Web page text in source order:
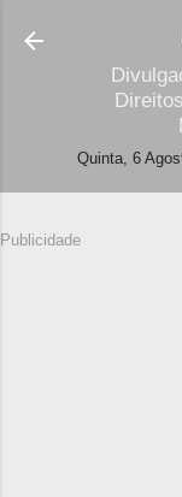
Quinta, 6
Publicidade